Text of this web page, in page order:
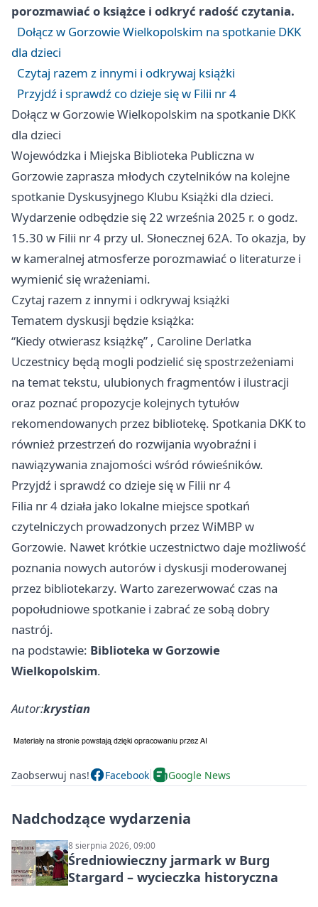
porozmawiać o książce i odkryć radość czytania.
Dołącz w Gorzowie Wielkopolskim na spotkanie DKK
dla dzieci
Czytaj razem z innymi i odkrywaj książki
Przyjdź i sprawdź co dzieje się w Filii nr 4
Dołącz w Gorzowie Wielkopolskim na spotkanie DKK
dla dzieci
Wojewódzka i Miejska Biblioteka Publiczna w
Gorzowie zaprasza młodych czytelników na kolejne
spotkanie Dyskusyjnego Klubu Książki dla dzieci.
Wydarzenie odbędzie się 22 września 2025 r. o godz.
15.30 w Filii nr 4 przy ul. Słonecznej 62A. To okazja, by
w kameralnej atmosferze porozmawiać o literaturze i
wymienić się wrażeniami.
Czytaj razem z innymi i odkrywaj książki
Tematem dyskusji będzie książka:
“Kiedy otwierasz książkę” , Caroline Derlatka
Uczestnicy będą mogli podzielić się spostrzeżeniami
na temat tekstu, ulubionych fragmentów i ilustracji
oraz poznać propozycje kolejnych tytułów
rekomendowanych przez bibliotekę. Spotkania DKK to
również przestrzeń do rozwijania wyobraźni i
nawiązywania znajomości wśród rówieśników.
Przyjdź i sprawdź co dzieje się w Filii nr 4
Filia nr 4 działa jako lokalne miejsce spotkań
czytelniczych prowadzonych przez WiMBP w
Gorzowie. Nawet krótkie uczestnictwo daje możliwość
poznania nowych autorów i dyskusji moderowanej
przez bibliotekarzy. Warto zarezerwować czas na
popołudniowe spotkanie i zabrać ze sobą dobry
nastrój.
na podstawie: Biblioteka w Gorzowie
Wielkopolskim.
Autor:krystian
Zaobserwuj nas! Facebook Google News
Nadchodzące wydarzenia
8 sierpnia 2026, 09:00
Średniowieczny jarmark w Burg
Stargard – wycieczka historyczna